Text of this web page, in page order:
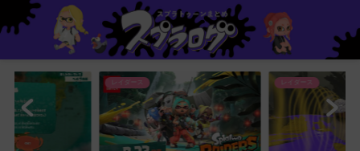
レイダース